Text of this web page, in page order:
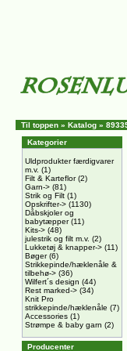
Til toppen » Katalog »
Kategorier
Uldprodukter færdigvarer
m.v. (1)
Filt & Karteflor(2)
Garn-> (81)
Strik og Filt (1)
Opskrifter-> (1130)
Dåbskjoler og
babytæpper(11)
Kits-> (48)
julestrik og filt m.v. (2)
Lukketøj & knapper-> (11)
Bøger(6)
Strikkepinde/hæklenåle &
tilbehø-> (36)
Wilfert´s design (44)
Rest marked-> (34)
Knit Pro
strikkepinde/hæklenåle (7)
Accessories (1)
Strømpe & baby garn (2)
Producenter